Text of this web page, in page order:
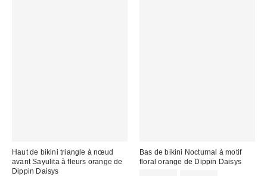
Haut de bikini triangle à nœud
avant Sayulita à fleurs orange de
Dippin Daisys
Bas de bikini Nocturnal à motif
floral orange de Dippin Daisys